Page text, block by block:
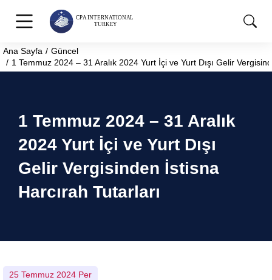
You are here:
Ana Sayfa
Güncel
1 Temmuz 2024 – 31 Aralık 2024 Yurt İçi ve Yurt Dışı Gelir
1 Temmuz 2024 – 31 Aralık
2024 Yurt İçi ve Yurt Dışı
Gelir Vergisinden İstisna
Harcırah Tutarları
25 Temmuz 2024 Per